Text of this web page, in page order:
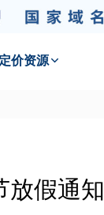
定价资源
放假通知